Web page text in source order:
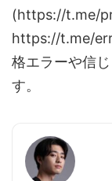
(https://t.me/
https://t.me/
格エラーや信
す。